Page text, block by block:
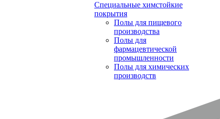
Специальные химстойкие
покрытия
Полы для пищевого
производства
Полы для
фармацевтической
промышленности
Полы для химических
производств